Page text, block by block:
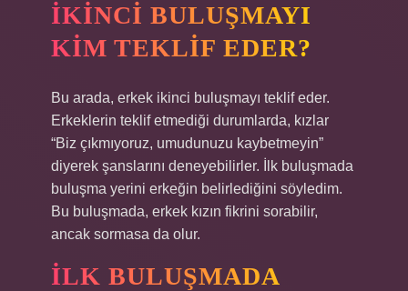
İKINCI BULUŞMAYI
KIM TEKLIF EDER?
Bu arada, erkek ikinci buluşmayı teklif eder.
Erkeklerin teklif etmediği durumlarda, kızlar
“Biz çıkmıyoruz, umudunuzu kaybetmeyin”
diyerek şanslarını deneyebilirler. İlk buluşmada
buluşma yerini erkeğin belirlediğini söyledim.
Bu buluşmada, erkek kızın fikrini sorabilir,
ancak sormasa da olur.
İLK BULUŞMADA